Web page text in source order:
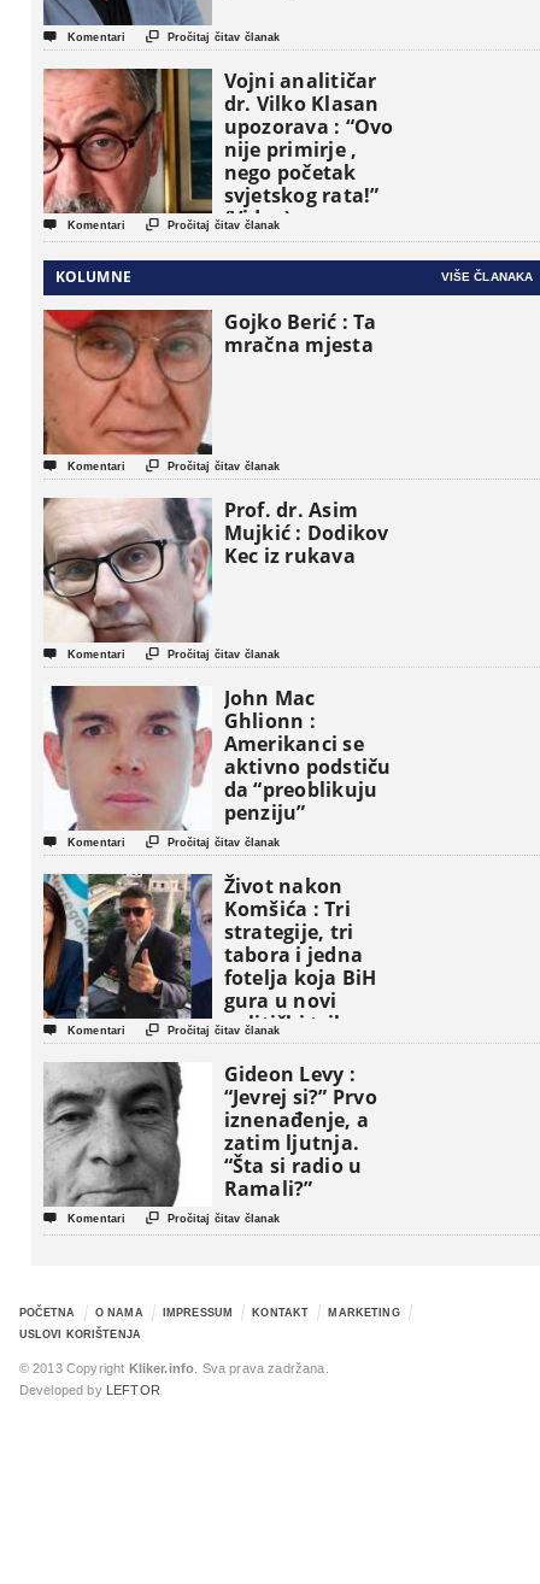
 Komentari  Pročitaj čitav članak
Vojni analitičar
dr. Vilko Klasan
upozorava : “Ovo
nije primirje ,
nego početak
svjetskog rata!”
(Video)
 Komentari  Pročitaj čitav članak
KOLUMNE VIŠE ČLANAKA
Gojko Berić : Ta
mračna mjesta
 Komentari  Pročitaj čitav članak
Prof. dr. Asim
Mujkić : Dodikov
Kec iz rukava
 Komentari  Pročitaj čitav članak
John Mac
Ghlionn :
Amerikanci se
aktivno podstiču
da “preoblikuju
penziju”
 Komentari  Pročitaj čitav članak
Život nakon
Komšića : Tri
strategije, tri
tabora i jedna
fotelja koja BiH
gura u novi
politički triler
 Komentari  Pročitaj čitav članak
Gideon Levy :
“Jevrej si?” Prvo
iznenađenje, a
zatim ljutnja.
“Šta si radio u
Ramali?”
 Komentari  Pročitaj čitav članak
POČETNA O NAMA IMPRESSUM KONTAKT
MARKETING
USLOVI KORIŠTENJA
© 2013 Copyright Kliker.info . Sva prava zadržana.
Developed by
LEFTOR